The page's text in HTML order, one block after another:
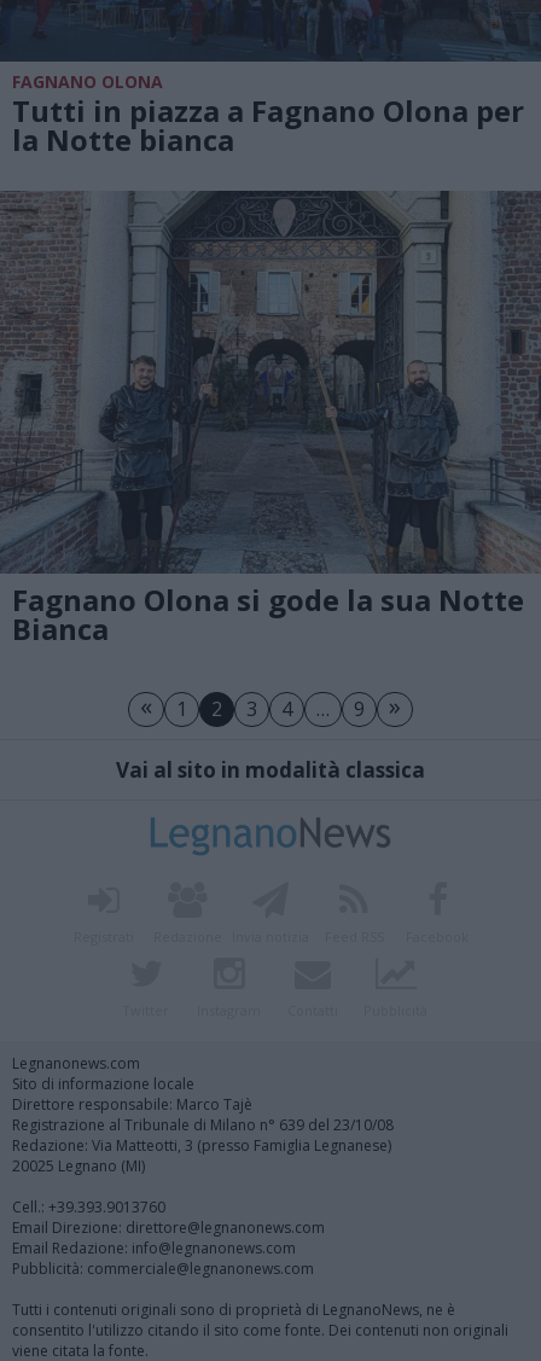
FAGNANO OLONA
Tutti in piazza a Fagnano Olona per
la Notte bianca
Fagnano Olona si gode la sua Notte
Bianca
« 1 2 3 4 … 9 »
Vai al sito in modalità classica
Legnanonews.com
Sito di informazione locale
Direttore responsabile: Marco Tajè
Registrazione al Tribunale di Milano n° 639 del 23/10/08
Redazione: Via Matteotti, 3 (presso Famiglia Legnanese)
20025 Legnano (MI)
Cell.: +39.393.9013760
Email Direzione: direttore@legnanonews.com
Email Redazione: info@legnanonews.com
Pubblicità: commerciale@legnanonews.com
Tutti i contenuti originali sono di proprietà di LegnanoNews, ne è
consentito l'utilizzo citando il sito come fonte. Dei contenuti non originali
viene citata la fonte.